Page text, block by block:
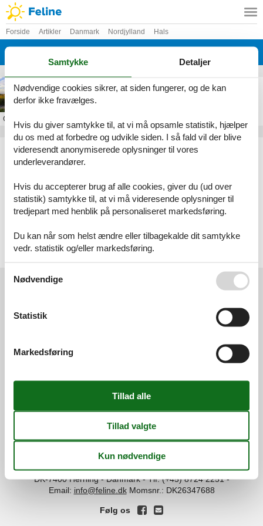
Forside Artikler Danmark Nordjylland Hals
Hou
Sommerhus i Hou
Om
Artikeltyper
Alle
Geografier
Alle
Nordjylland
Hals
Din tryghed
©Feline Holidays-Feline Holidays A/S-Nygade 8B, 2.th -
DK-7400 Herning-Danmark -Tlf: (+45) 8724 2251-
Email: info@feline.dk Momsnr.: DK26347688
Følg os
Samtykke Detaljer
Nødvendige cookies sikrer, at siden fungerer, og de kan
derfor ikke fravælges.
Hvis du giver samtykke til, at vi må opsamle statistik, hjælper
du os med at forbedre og udvikle siden. I så fald vil der blive
videresendt anonymiserede oplysninger til vores
underleverandører.
Hvis du accepterer brug af alle cookies, giver du (ud over
statistik) samtykke til, at vi må videresende oplysninger til
tredjepart med henblik på personaliseret markedsføring.
Du kan når som helst ændre eller tilbagekalde dit samtykke
vedr. statistik og/eller markedsføring.
Nødvendige
Statistik
Markedsføring